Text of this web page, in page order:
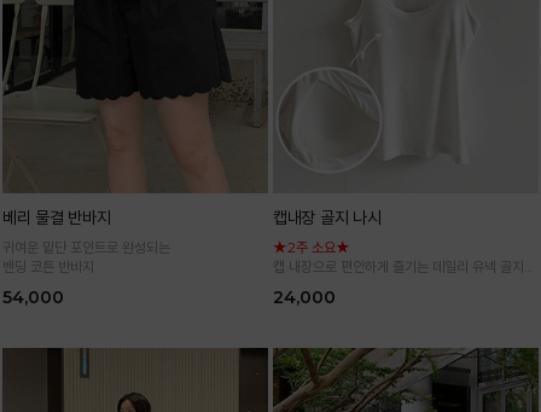
베리 물결 반바지
귀여운 밑단 포인트로 완성되는
밴딩 코튼 반바지
54,000
캡내장 골지 나시
★2주 소요★
캡 내장으로 편안하게 즐기는 데일리 유넥 골지
24,000